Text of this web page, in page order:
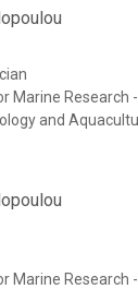
Marine Research
and
Marine Research